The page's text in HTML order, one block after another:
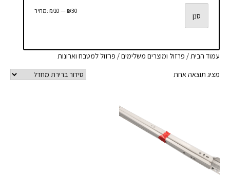
מחיר
מחיר
סנן
מחיר:₪10—₪30
עמוד הבית/ פרזול ומוצרים משלימים/ פרזול למטבח וארונות
מציג תוצאה אחת